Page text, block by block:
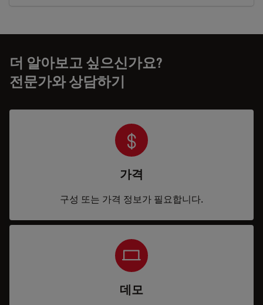
더 알아보고 싶으신가요?
전문가와 상담하기
가격
구성 또는 가격 정보가 필요합니다.
데모